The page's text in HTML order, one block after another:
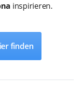
inspirieren.
finden